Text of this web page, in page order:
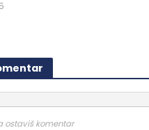
ostaviš komentar